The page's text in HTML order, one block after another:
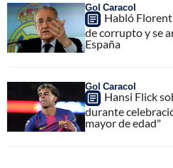
Gol Caracol
Habló
de corrupto y se
España
Gol Caracol
Hansi Flick
durante
mayor de edad"